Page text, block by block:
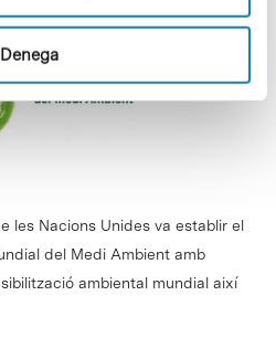
Denega
les Nacions Unides va establir el
del Medi Ambient amb
ambiental mundial així